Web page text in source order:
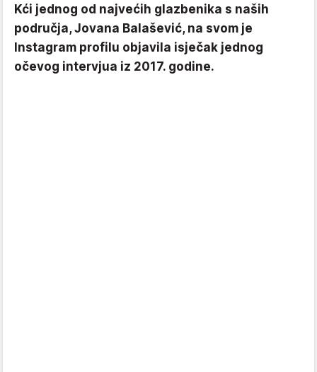
Kći jednog od najvećih glazbenika s naših
područja, Jovana Balašević, na svom je
Instagram profilu objavila isječak jednog
očevog intervjua iz 2017. godine.